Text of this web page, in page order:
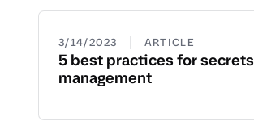
3/14/2023 | ARTICLE
5 best practices for secrets
management